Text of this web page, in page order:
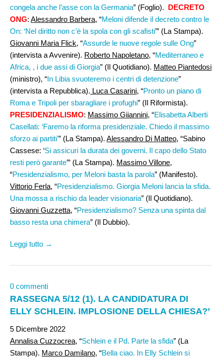
congela anche l’asse con la Germania” (Foglio). DECRETO
ONG: Alessandro Barbera, “Meloni difende il decreto contro le
On: ‘Nel diritto non c’è la spola con gli scafisti’” (La Stampa).
Giovanni Maria Flick, “Assurde le nuove regole sulle Ong”
(intervista a Avvenire). Roberto Napoletano, “Mediterraneo e
Africa, , i due assi di Giorgia” (Il Quotidiano). Matteo Piantedosi
(ministro), “In Libia svuoteremo i centri di detenzione”
(intervista a Repubblica). Luca Casarini, “Pronto un piano di
Roma e Tripoli per sbaragliare i profughi” (Il Riformista).
PRESIDENZIALISMO: Massimo Giiannini, “Elisabetta Alberti
Casellati: ‘Faremo la riforma presidenziale. Chiedo il massimo
sforzo ai partiti’” (La Stampa). Alessandro Di Matteo, “Sabino
Cassese: ‘Si assicuri la durata dei governi. Il capo dello Stato
resti però garante’” (La Stampa). Massimo Villone,
“Presidenzialismo, per Meloni basta la parola” (Manifesto).
Vittorio Ferla, “Presidenzialismo. Giorgia Meloni lancia la sfida.
Una mossa a rischio da leader visionaria” (Il Quotidiano).
Giovanni Guzzetta, “Presidenzialismo? Senza una spinta dal
basso resta una chimera” (Il Dubbio).
Leggi tutto →
0 commenti
RASSEGNA 5/12 (1). LA CANDIDATURA DI
ELLY SCHLEIN. IMPLOSIONE DELLA CHIESA?’
5 Dicembre 2022
Annalisa Cuzzocrea, “Schlein e il Pd. Parte la sfida” (La
Stampa). Marco Damilano, “Bella ciao. In Elly Schlein si